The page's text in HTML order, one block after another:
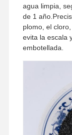
agua limpia,
de 1
plomo, el
evita la escala
embotellada.